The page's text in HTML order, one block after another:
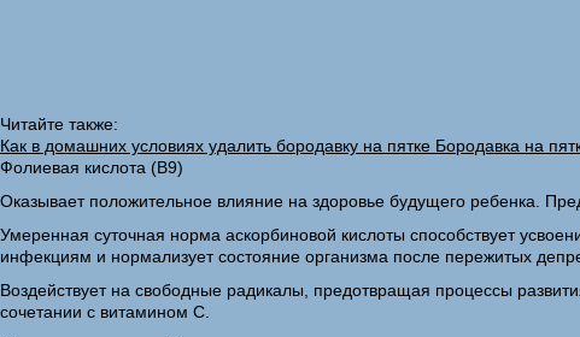
Читайте также:
Как в домашних условиях удалить бородавку на пятке Бородавка на
Фолиевая кислота (B9)
Оказывает положительное влияние на здоровье будущего ребенка.
Умеренная суточная норма аскорбиновой кислоты способствует
инфекциям и нормализует состояние организма после пережитых
Воздействует на свободные радикалы, предотвращая процессы
сочетании с витамином C.